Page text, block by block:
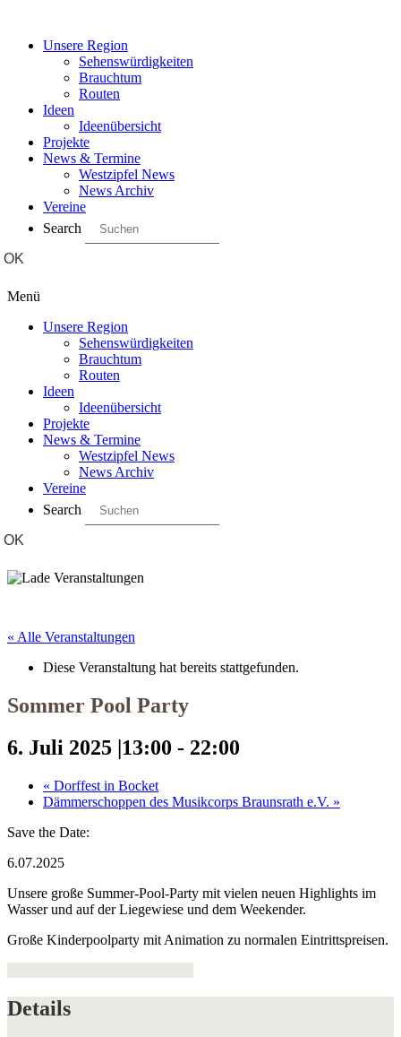
Unsere Region
Sehenswürdigkeiten
Brauchtum
Routen
Ideen
Ideenübersicht
Projekte
News & Termine
Westzipfel News
News Archiv
Vereine
Search
Menü
Unsere Region
Sehenswürdigkeiten
Brauchtum
Routen
Ideen
Ideenübersicht
Projekte
News & Termine
Westzipfel News
News Archiv
Vereine
Search
« Alle Veranstaltungen
Diese Veranstaltung hat bereits stattgefunden.
Sommer Pool Party
6. Juli 2025 |13:00 - 22:00
« Dorffest in Bocket
Dämmerschoppen des Musikcorps Braunsrath e.V. »
Save the Date:
6.07.2025
Unsere große Summer-Pool-Party mit vielen neuen Highlights im
Wasser und auf der Liegewiese und dem Weekender.
Große Kinderpoolparty mit Animation zu normalen Eintrittspreisen.
Details